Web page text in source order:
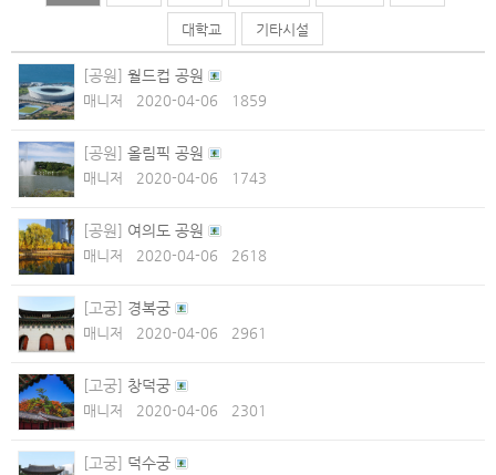
대학교 기타시설
[공원] 월드컵 공원
매니저 2020-04-06 1859
[공원] 올림픽 공원
매니저 2020-04-06 1743
[공원] 여의도 공원
매니저 2020-04-06 2618
[고궁] 경복궁
매니저 2020-04-06 2961
[고궁] 창덕궁
매니저 2020-04-06 2301
[고궁] 덕수궁